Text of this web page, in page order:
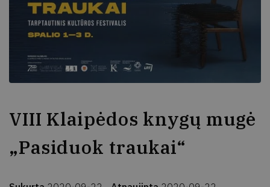
VIII Klaipėdos knygų mugė
„Pasiduok traukai“